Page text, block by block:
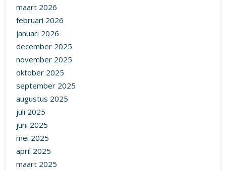
maart 2026
februari 2026
januari 2026
december 2025
november 2025
oktober 2025
september 2025
augustus 2025
juli 2025
juni 2025
mei 2025
april 2025
maart 2025